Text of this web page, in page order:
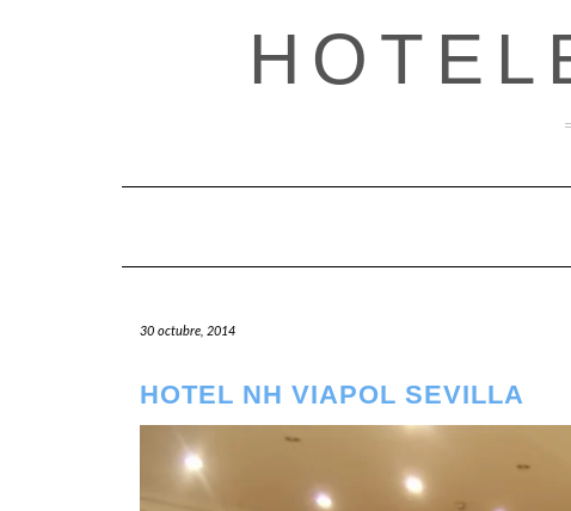
30 octubre, 2014
HOTEL NH VIAPOL SEVILLA